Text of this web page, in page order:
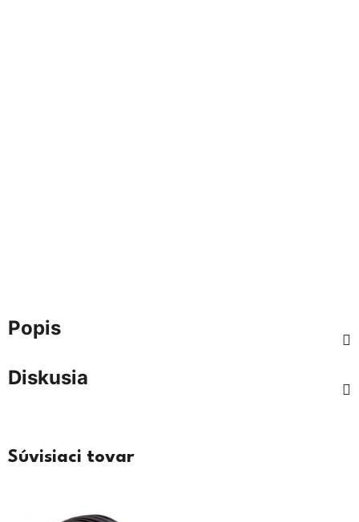
Popis
Diskusia
Súvisiaci tovar